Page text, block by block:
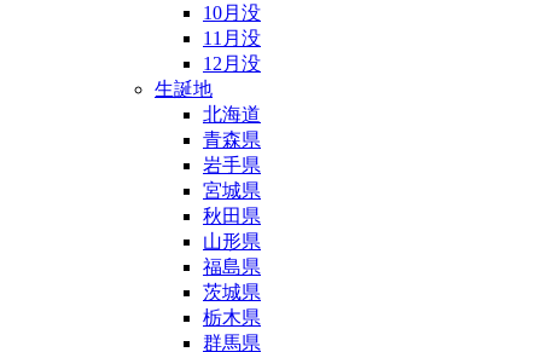
10月没
11月没
12月没
生誕地
北海道
青森県
岩手県
宮城県
秋田県
山形県
福島県
茨城県
栃木県
群馬県